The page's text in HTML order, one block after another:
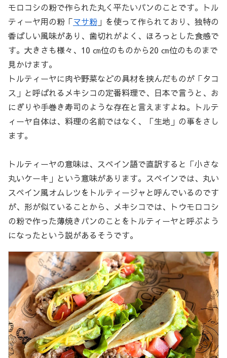
モロコシの粉で作られた丸く平たいパンのことです。トル
ティーヤ用の粉「マサ粉 」を使って作られており、独特の
香ばしい風味があり、歯切れがよく、ほろっとした食感で
す。大きさも様々、10 ㎝位のものから20 ㎝位のものまで
見かけます。
トルティーヤに肉や野菜などの具材を挟んだものが「タコ
ス」と呼ばれるメキシコの定番料理で、日本で言うと、お
にぎりや手巻き寿司のような存在と言えますよね。トルテ
ィーヤ自体は、料理の名前ではなく、「生地」の事をさし
ます。
トルティーヤの意味は、スペイン語で直訳すると「小さな
丸いケーキ」という意味があります。スペインでは、丸い
スペイン風オムレツをトルティージャと呼んでいるのです
が、形が似ていることから、メキシコでは、トウモロコシ
の粉で作った薄焼きパンのことをトルティーヤと呼ぶよう
になったという説があるそうです。